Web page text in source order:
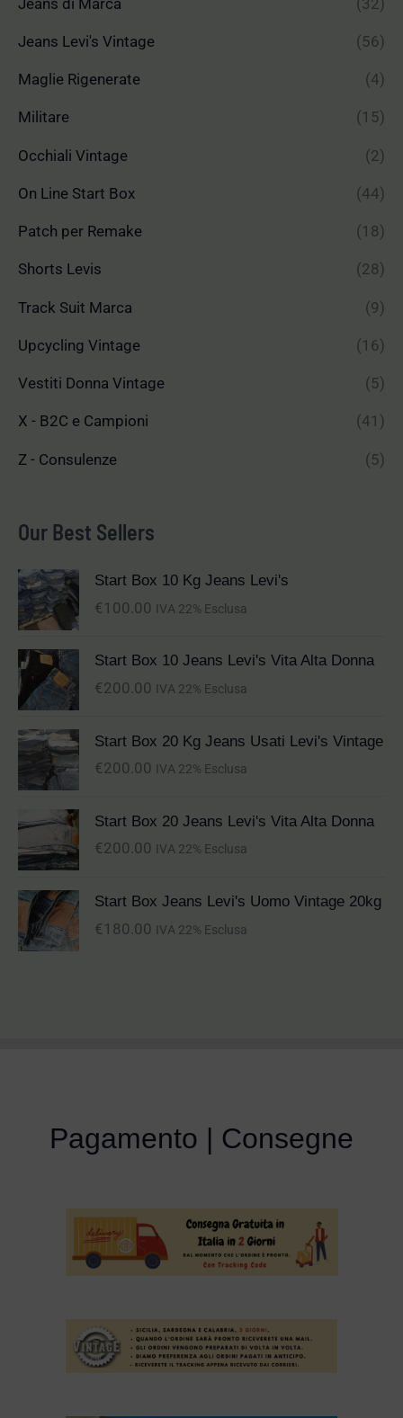
Jeans Levi's Vintage (56)
Maglie Rigenerate (4)
Militare (15)
Occhiali Vintage (2)
On Line Start Box (44)
Patch per Remake (18)
Shorts Levis (28)
Track Suit Marca (9)
Upcycling Vintage (16)
Vestiti Donna Vintage (5)
X - B2C e Campioni (41)
Z - Consulenze (5)
Our Best Sellers
Start Box 10 Kg Jeans Levi's
€ 100.00 IVA 22% Esclusa
Start Box 10 Jeans Levi's Vita Alta Donna
€200.00 IVA 22% Esclusa
Start Box 20 Kg Jeans Usati Levi's Vintage
€200.00 IVA 22% Esclusa
Start Box 20 Jeans Levi's Vita Alta Donna
€200.00 IVA 22% Esclusa
Start Box Jeans Levi's Uomo Vintage 20kg
€ 180.00 IVA 22% Esclusa
Pagamento | Consegne